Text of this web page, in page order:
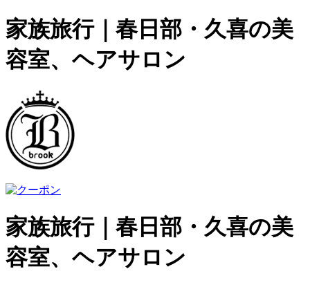
家族旅行｜春日部・久喜の美
容室、ヘアサロン
家族旅行｜春日部・久喜の美
容室、ヘアサロン